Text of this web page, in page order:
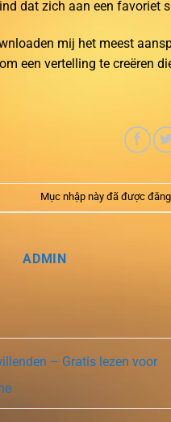
dat zich aan een favoriet
mij het meest
een vertelling te creëren
Mục nhập này đã được
ADMIN
– Gratis lezen voor